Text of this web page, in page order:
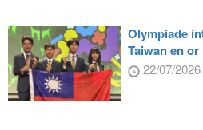
Olympiade
Taiwan en or
22/07/2026